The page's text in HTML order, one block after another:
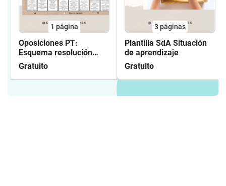
1 página
Oposiciones PT:
Esquema resolución
caso práctico
Gratuito
3 páginas
Plantilla SdA Situación
de aprendizaje
Gratuito